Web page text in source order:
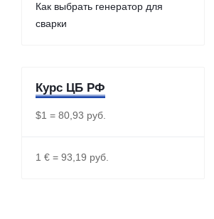
Как выбрать генератор для
сварки
Курс ЦБ РФ
$1 = 80,93 руб.
1 € = 93,19 руб.